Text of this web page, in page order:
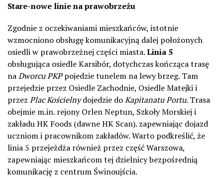
Stare-nowe linie na prawobrzeżu
Zgodnie z oczekiwaniami mieszkańców, istotnie
wzmocniono obsługę komunikacyjną dalej położonych
osiedli w prawobrzeżnej części miasta.Linia 5
obsługująca osiedle Karsibór, dotychczas kończąca trasę
naDworcu PKPpojedzie tunelem na lewy brzeg. Tam
przejedzie przez Osiedle Zachodnie, Osiedle Matejki i
przez Plac Kościelnydojedzie doKapitanatu Portu. Trasa
obejmie m.in. rejony Orlen Neptun, Szkoły Morskiej i
zakładu HK Foods (dawne HK Scan). zapewniając dojazd
uczniom i pracownikom zakładów. Warto podkreślić, że
linia 5 przejeżdża również przez część Warszowa,
zapewniając mieszkańcom tej dzielnicy bezpośrednią
komunikację z centrum Świnoujścia.